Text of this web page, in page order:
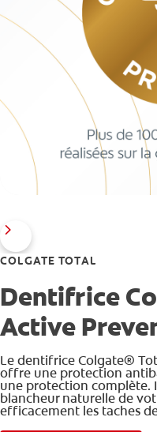
COLGATE TOTAL
Dentifrice
Active
Le dentifrice Colgate®
offre une protection
une protection complète.
blancheur naturelle de
efficacement les taches